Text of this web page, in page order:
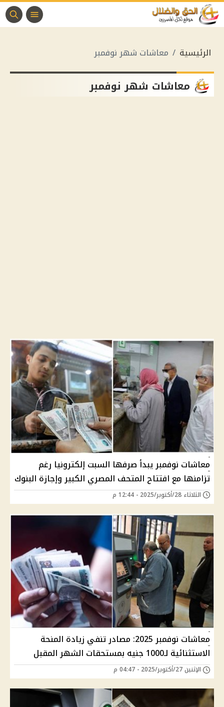
الرئيسية معاشات شهر نوفمبر
معاشات شهر نوفمبر
معاشات نوفمبر يبدأ صرفها السبت إلكترونيا رغم
تزامنها مع افتتاح المتحف المصري الكبير وإجازة البنوك
الثلاثاء 28/أكتوبر/2025 - 12:44 م
معاشات نوفمبر 2025: مصادر تنفي زيادة المنحة
الاستثنائية لـ1000 جنيه بمستحقات الشهر المقبل
الإثنين 27/أكتوبر/2025 - 04:47 م